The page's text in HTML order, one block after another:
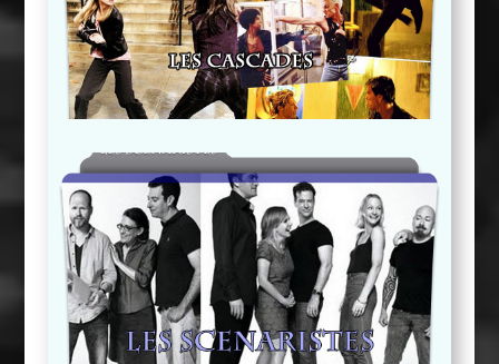
Les Cascades
Les Scénaristes